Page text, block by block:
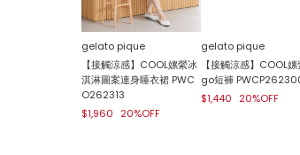
gelato pique
【接觸涼感】COOL嫘縈冰
淇淋圖案連身睡衣裙 PWC
O262313
$1,960
20%OFF
gelato pique
【接觸涼感】COOL
go短褲
$1,440
20%OFF